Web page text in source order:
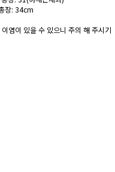
장: 34cm
염이 있을 수 있으니 주의 해 주시기